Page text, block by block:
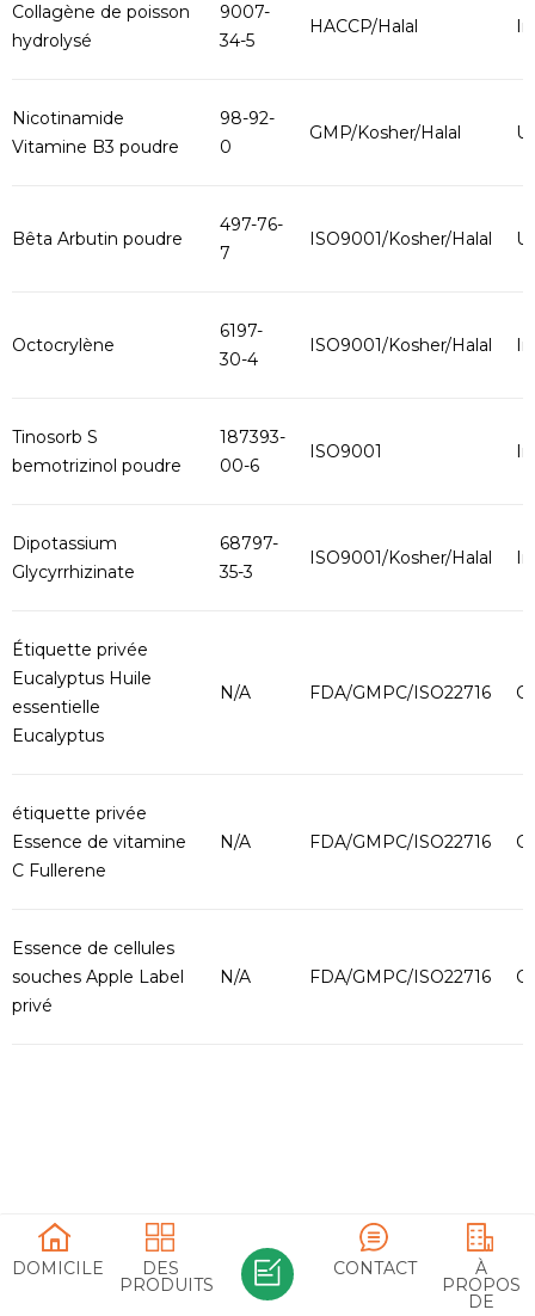
Collagène de poisson
hydrolysé
9007-
34-5
HACCP/Halal
Nicotinamide
Vitamine B3 poudre
98-92-
0
GMP/Kosher/Halal
Bêta Arbutin poudre
497-76-
7
ISO9001/Kosher/Halal
Octocrylène
6197-
30-4
ISO9001/Kosher/Halal
Tinosorb S
bemotrizinol poudre
187393-
00-6
ISO9001
Dipotassium
Glycyrrhizinate
68797-
35-3
ISO9001/Kosher/Halal
Étiquette privée
Eucalyptus Huile
essentielle
Eucalyptus
N/A FDA/GMPC/ISO22716
étiquette privée
Essence de vitamine
C Fullerene
N/A FDA/GMPC/ISO22716
Essence de cellules
souches Apple Label
privé
N/A FDA/GMPC/ISO22716
Plante & extraits d'animaux
DOMICILE DES
PRODUITS
À
PROPOS
DE
CONTACT